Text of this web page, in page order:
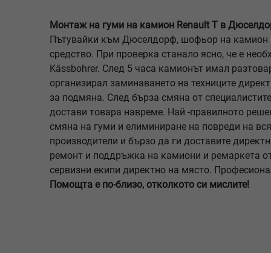
Монтаж на гуми на камион Renault T в
Пътувайки към Дюселдорф, шофьор на камион
средство. При проверка станало ясно, че е
Kässbohrer. След 5 часа камионът имал
организирал заминаването на техниците
за подмяна. След бърза смяна от
достави товара навреме. Най -правилното
смяна на гуми и елиминиране на повреди на
производители и бързо да ги доставите
ремонт и поддръжка на камиони и ремаркета
сервизни екипи директно на място.
Помощта е по-близо, отколкото си мислите!